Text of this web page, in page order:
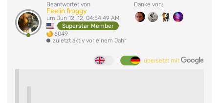
Beantwortet von
Feelin froggy
um Jun 12, 12, 04:54:49 AM
Superstar Member
6049
zuletzt aktiv vor einem Jahr
Danke von:
übersetzt mit